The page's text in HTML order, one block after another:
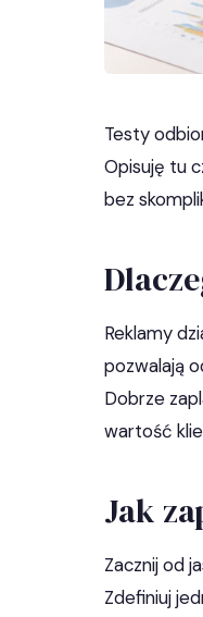
Testy
Opisuję tu
bez
Reklamy
pozwalają
Dobrze
wartość
Jak
Zacznij od
Zdefiniuj